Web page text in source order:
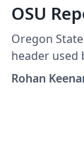
OSU
Oregon
header used
Rohan